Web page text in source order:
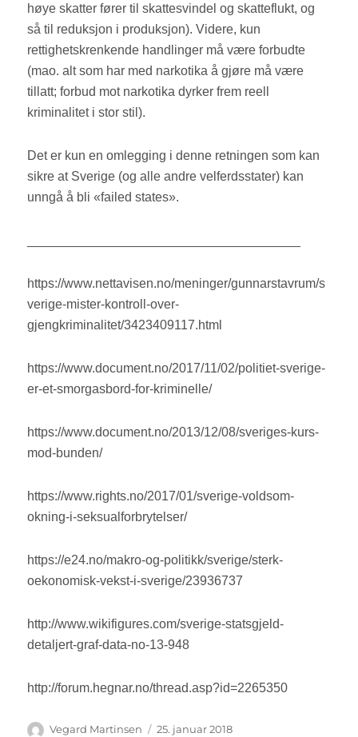
høye skatter fører til skattesvindel og skatteflukt, og
så til reduksjon i produksjon). Videre, kun
rettighetskrenkende handlinger må være forbudte
(mao. alt som har med narkotika å gjøre må være
tillatt; forbud mot narkotika dyrker frem reell
kriminalitet i stor stil).
Det er kun en omlegging i denne retningen som kan
sikre at Sverige (og alle andre velferdsstater) kan
unngå å bli «failed states».
https://www.nettavisen.no/meninger/gunnarstavrum/s
verige-mister-kontroll-over-
gjengkriminalitet/3423409117.html
https://www.document.no/2017/11/02/politiet-sverige-
er-et-smorgasbord-for-kriminelle/
https://www.document.no/2013/12/08/sveriges-kurs-
mod-bunden/
https://www.rights.no/2017/01/sverige-voldsom-
okning-i-seksualforbrytelser/
https://e24.no/makro-og-politikk/sverige/sterk-
oekonomisk-vekst-i-sverige/23936737
http://www.wikifigures.com/sverige-statsgjeld-
detaljert-graf-data-no-13-948
http://forum.hegnar.no/thread.asp?id=2265350
Forfatter
Vegard Martinsen Publisert
25. januar 2018